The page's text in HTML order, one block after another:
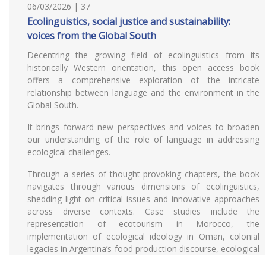
06/03/2026 | 37
Ecolinguistics, social justice and sustainability:
voices from the Global South
Decentring the growing field of ecolinguistics from its
historically Western orientation, this open access book
offers a comprehensive exploration of the intricate
relationship between language and the environment in the
Global South.
It brings forward new perspectives and voices to broaden
our understanding of the role of language in addressing
ecological challenges.
Through a series of thought-provoking chapters, the book
navigates through various dimensions of ecolinguistics,
shedding light on critical issues and innovative approaches
across diverse contexts. Case studies include the
representation of ecotourism in Morocco, the
implementation of ecological ideology in Oman, colonial
legacies in Argentina’s food production discourse, ecological